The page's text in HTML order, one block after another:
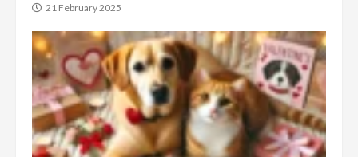
21 February 2025